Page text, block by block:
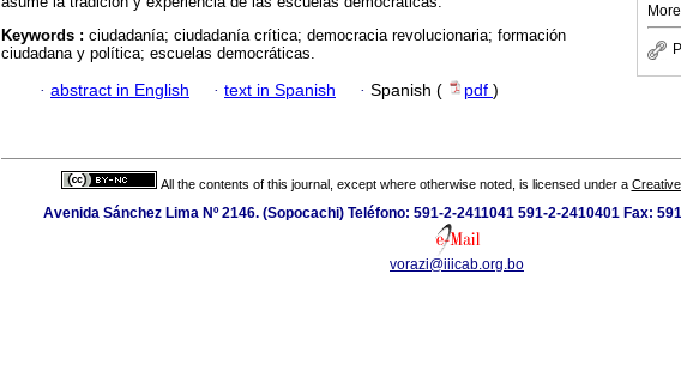
More
Keywords : ciudadanía; ciudadanía crítica; democracia revolucionaria; formación
ciudadana y política; escuelas democráticas.
· abstract in English · text in Spanish · Spanish ( pdf )
All the contents of this journal, except where otherwise noted, is licensed under a
Avenida Sánchez Lima Nº 2146. (Sopocachi) Teléfono: 591-2-2411041 591-2-2410401 Fax:
vorazi@iiicab.org.bo